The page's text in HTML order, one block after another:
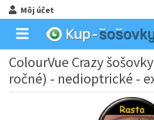
Môj účet
ColourVue Crazy
ročné) - nedioptrické -